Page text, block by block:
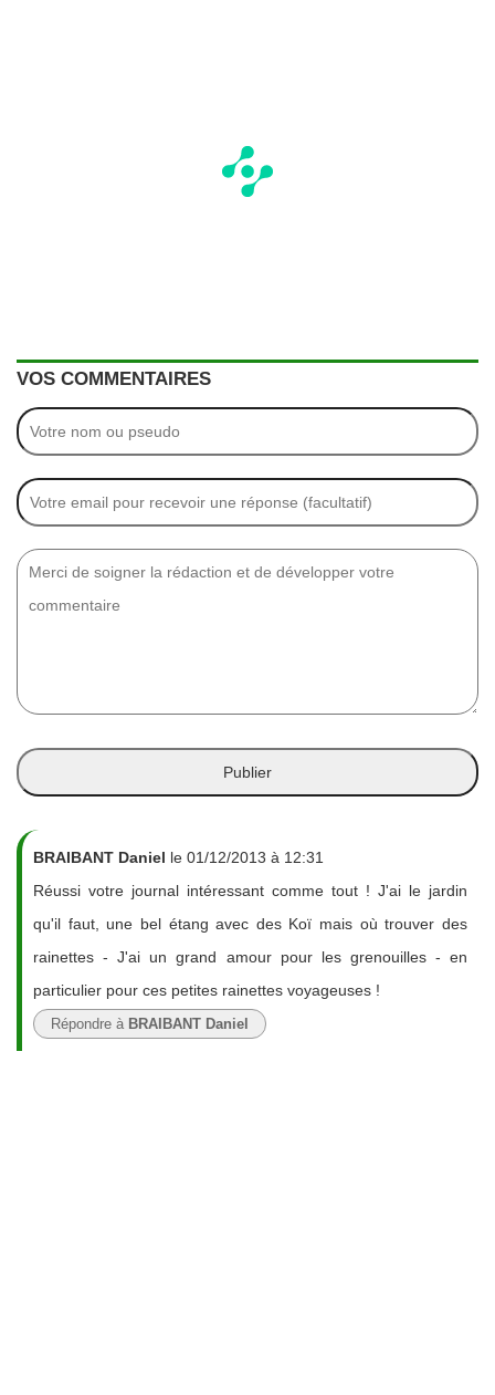
VOS COMMENTAIRES
BRAIBANT Daniel le 01/12/2013 à 12:31
Réussi votre journal intéressant comme tout ! J'ai le jardin
qu'il faut, une bel étang avec des Koï mais où trouver des
rainettes - J'ai un grand amour pour les grenouilles - en
particulier pour ces petites rainettes voyageuses !
Répondre à BRAIBANT Daniel